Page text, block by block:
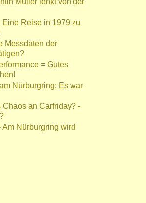
Müller lenkt von der
Eine Reise in 1979 zu
Messdaten der
= Gutes
Nürburgring: Es war
Chaos an Carfriday? -
Am Nürburgring wird